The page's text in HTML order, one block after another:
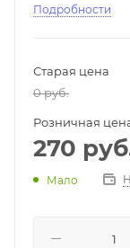
Подробности
Старая цена
0 руб.
Розничная
270
Мало